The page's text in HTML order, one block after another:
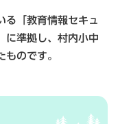
る「教育情報セキュ
に準拠し、村内小中
のです。